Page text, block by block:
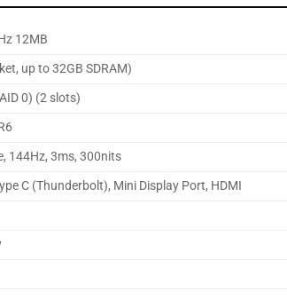
12MB
up to 32GB SDRAM)
0) (2 slots)
144Hz, 3ms, 300nits
C (Thunderbolt), Mini Display Port, HDMI